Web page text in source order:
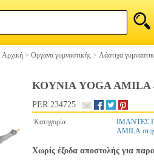
Αρχική > Οργανα γυμναστικής > Λάστιχα
ΚΟΥΝΙΑ YOGA AMILA
PER.234725
Κατηγορία ΙΜΑΝΤΕΣ
AMILA
Χωρίς έξοδα αποστολής για